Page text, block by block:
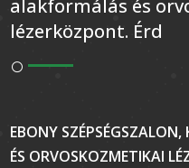
alakformálás és
lézerközpont. Érd
EBONY
ÉS ORVOSKOZMETIKAI